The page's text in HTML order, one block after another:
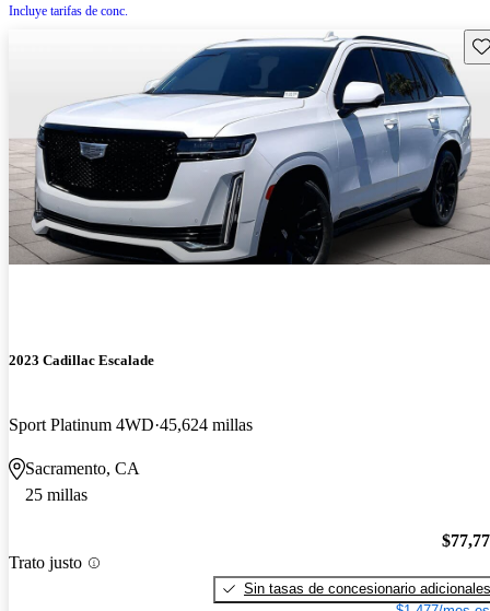
Incluye tarifas de conc.
2023 Cadillac Escalade
Sport Platinum 4WD 45,624 millas
Sacramento, CA
25 millas
Trato justo
Sin tasas de concesionario adicionales